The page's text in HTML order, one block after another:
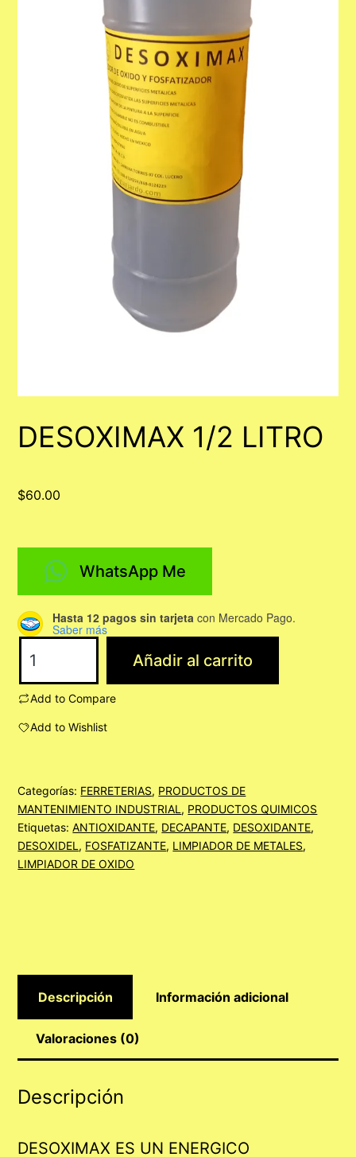
DESOXIMAX 1/2 LITRO
$60.00
WhatsApp Me
Hasta 12 pagos sin tarjeta con Mercado Pago.
Saber más
1/2
LITRO
cantidad
Añadir al carrito
Add to Compare
Add to Wishlist
Categorías: FERRETERIAS, PRODUCTOS DE
MANTENIMIENTO INDUSTRIAL , PRODUCTOS QUIMICOS
Etiquetas:ANTIOXIDANTE, DECAPANTE, DESOXIDANTE,
DESOXIDEL , FOSFATIZANTE, LIMPIADOR DE METALES,
LIMPIADOR DE OXIDO
Descripción Información adicional
Valoraciones (0)
Descripción
DESOXIMAX ES UN ENERGICO